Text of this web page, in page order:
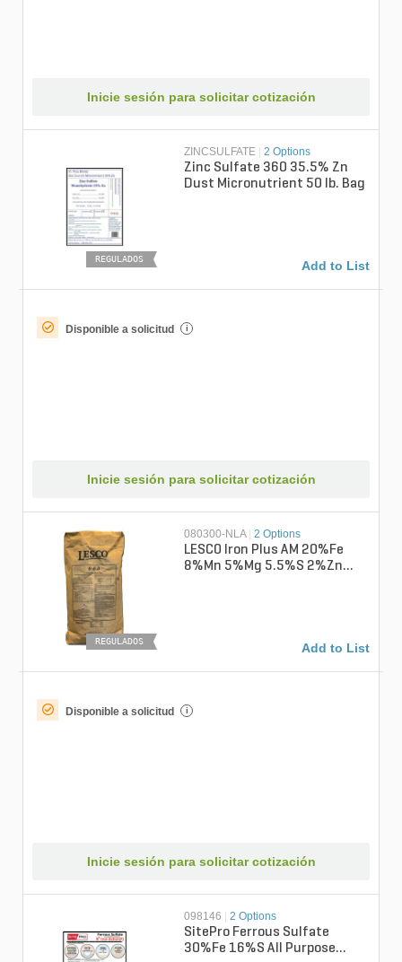
Inicie sesión para solicitar cotización
REGULADOS
ZINCSULFATE | 2 Options
Zinc Sulfate 360 35.5% Zn
Dust Micronutrient 50 lb. Bag
Add to List
Disponible a solicitud i
Inicie sesión para solicitar cotización
REGULADOS
080300-NLA | 2 Options
LESCO Iron Plus AM 20%Fe
8%Mn 5%Mg 5.5%S 2%Zn
Add to List
Disponible a solicitud i
Inicie sesión para solicitar cotización
098146 2 Options
SitePro Ferrous Sulfate
30%Fe 16%S All Purpose